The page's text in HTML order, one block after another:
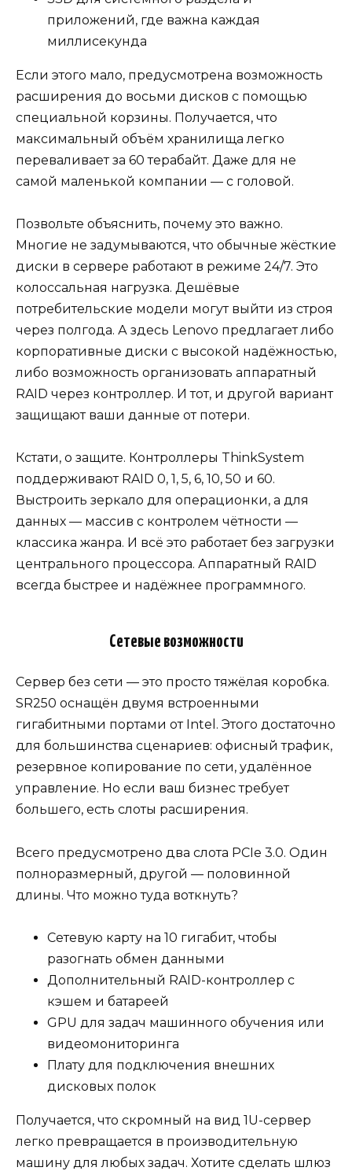
приложений, где важна каждая
миллисекунда
Если этого мало, предусмотрена возможность
расширения до восьми дисков с помощью
специальной корзины. Получается, что
максимальный объём хранилища легко
переваливает за 60 терабайт. Даже для не
самой маленькой компании — с головой.
Позвольте объяснить, почему это важно.
Многие не задумываются, что обычные жёсткие
диски в сервере работают в режиме 24/7. Это
колоссальная нагрузка. Дешёвые
потребительские модели могут выйти из строя
через полгода. А здесь Lenovo предлагает либо
корпоративные диски с высокой надёжностью,
либо возможность организовать аппаратный
RAID через контроллер. И тот, и другой вариант
защищают ваши данные от потери.
Кстати, о защите. Контроллеры ThinkSystem
поддерживают RAID 0, 1, 5, 6, 10, 50 и 60.
Выстроить зеркало для операционки, а для
данных — массив с контролем чётности —
классика жанра. И всё это работает без загрузки
центрального процессора. Аппаратный RAID
всегда быстрее и надёжнее программного.
Сетевые возможности
Сервер без сети — это просто тяжёлая коробка.
SR250 оснащён двумя встроенными
гигабитными портами от Intel. Этого достаточно
для большинства сценариев: офисный трафик,
резервное копирование по сети, удалённое
управление. Но если ваш бизнес требует
большего, есть слоты расширения.
Всего предусмотрено два слота PCIe 3.0. Один
полноразмерный, другой — половинной
длины. Что можно туда воткнуть?
Сетевую карту на 10 гигабит, чтобы
разогнать обмен данными
Дополнительный RAID-контроллер с
кэшем и батареей
GPU для задач машинного обучения или
видеомониторинга
Плату для подключения внешних
дисковых полок
Получается, что скромный на вид 1U-сервер
легко превращается в производительную
машину для любых задач. Хотите сделать шлюз